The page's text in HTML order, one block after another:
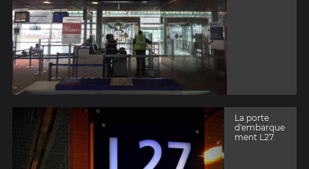
La porte
d'embarque
ment L27.